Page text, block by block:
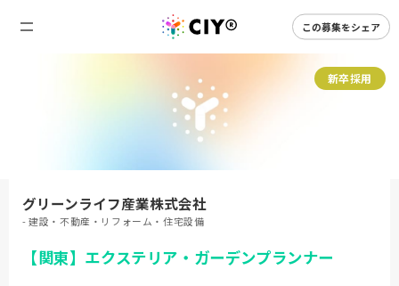
この募集をシェア
新卒採用
グリーンライフ産業株式会社
- 建設・不動産・リフォーム・住宅設備
【関東】エクステリア・ガーデンプランナー